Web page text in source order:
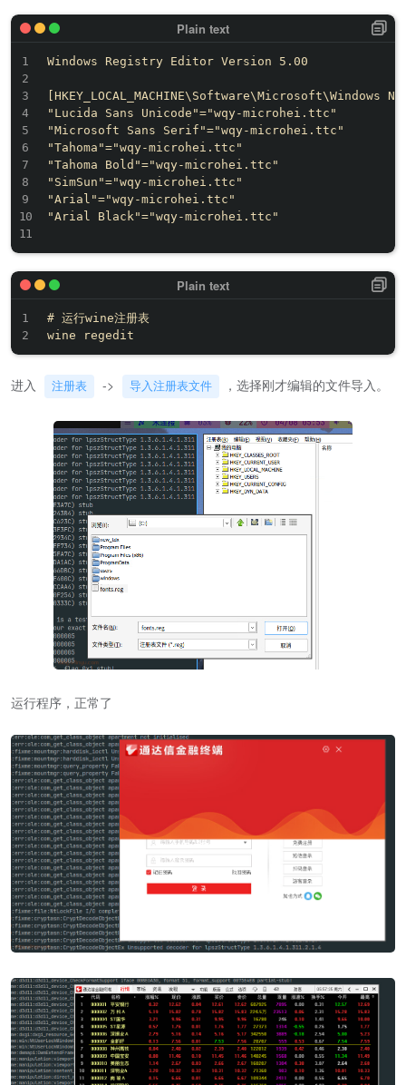
Windows Registry Editor Version 5.00
"Lucida Sans Unicode"="wqy-microhei.ttc"
"Microsoft Sans Serif"="wqy-microhei.ttc"
"Tahoma"="wqy-microhei.ttc"
"Tahoma Bold"="wqy-microhei.ttc"
"SimSun"="wqy-microhei.ttc"
"Arial"="wqy-microhei.ttc"
"Arial Black"="wqy-microhei.ttc"
# 运行wine注册表
进入 注册表 -> 导入注册表文件 ，选择刚才编辑的文件导入。
运行程序，正常了